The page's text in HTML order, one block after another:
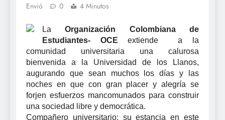
Envió
0 4 Minutos
LaOrganización Colombiana de
Estudiantes- OCE extiende a la
comunidad universitaria una calurosa
bienvenida a la Universidad de los Llanos,
augurando que sean muchos los días y las
noches en que con gran placer y alegría se
forjen esfuerzos mancomunados para construir
una sociedad libre y democrática.
Compañero universitario; su estancia en este